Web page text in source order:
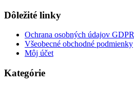
Dôležité linky
Ochrana osobných údajov GDPR
Všeobecné obchodné podmienky
Môj účet
Kategórie